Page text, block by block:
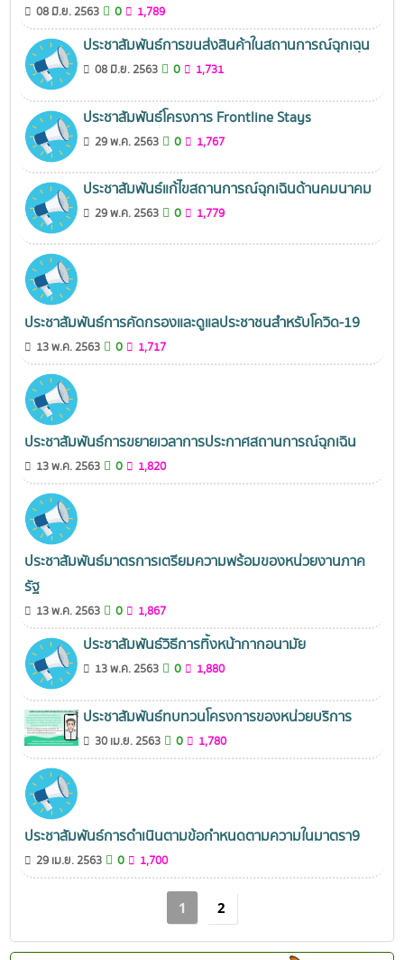
08 มิ.ย. 2563 0 1,789
ประชาสัมพันธ์การขนส่งสินค้าในสถานการณ์ฉุกเฉฺน
08 มิ.ย. 2563 0 1,731
ประชาสัมพันธ์โครงการ Frontline Stays
29 พ.ค. 2563 0 1,767
ประชาสัมพันธ์แก้ไขสถานการณ์ฉุกเฉินด้านคมนาคม
29 พ.ค. 2563 0 1,779
ประชาสัมพันธ์การคัดกรองและดูแลประชาชนสำหรับโควิด-19
13 พ.ค. 2563 0 1,717
ประชาสัมพันธ์การขยายเวลาการประกาศสถานการณ์ฉุกเฉิน
13 พ.ค. 2563 0 1,820
ประชาสัมพันธ์มาตรการเตรียมความพร้อมของหน่วยงานภาค
รัฐ
13 พ.ค. 2563 0 1,867
ประชาสัมพันธ์วิธีการทิ้งหน้ากากอนามัย
13 พ.ค. 2563 0 1,880
ประชาสัมพันธ์ทบทวนโครงการของหน่วยบริการ
30 เม.ย. 2563 0 1,780
ประชาสัมพันธ์การดำเนินตามข้อกำหนดตามความในมาตรา9
29 เม.ย. 2563 0 1,700
1 2